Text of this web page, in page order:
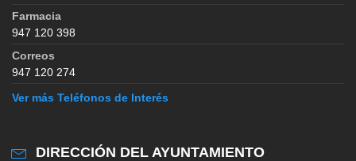
Farmacia
947 120 398
Correos
947 120 274
Ver más Teléfonos de Interés
DIRECCIÓN DEL AYUNTAMIENTO